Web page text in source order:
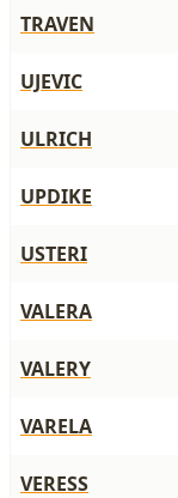
TRAVEN
UJEVIC
ULRICH
UPDIKE
USTERI
VALERA
VALERY
VARELA
VERESS